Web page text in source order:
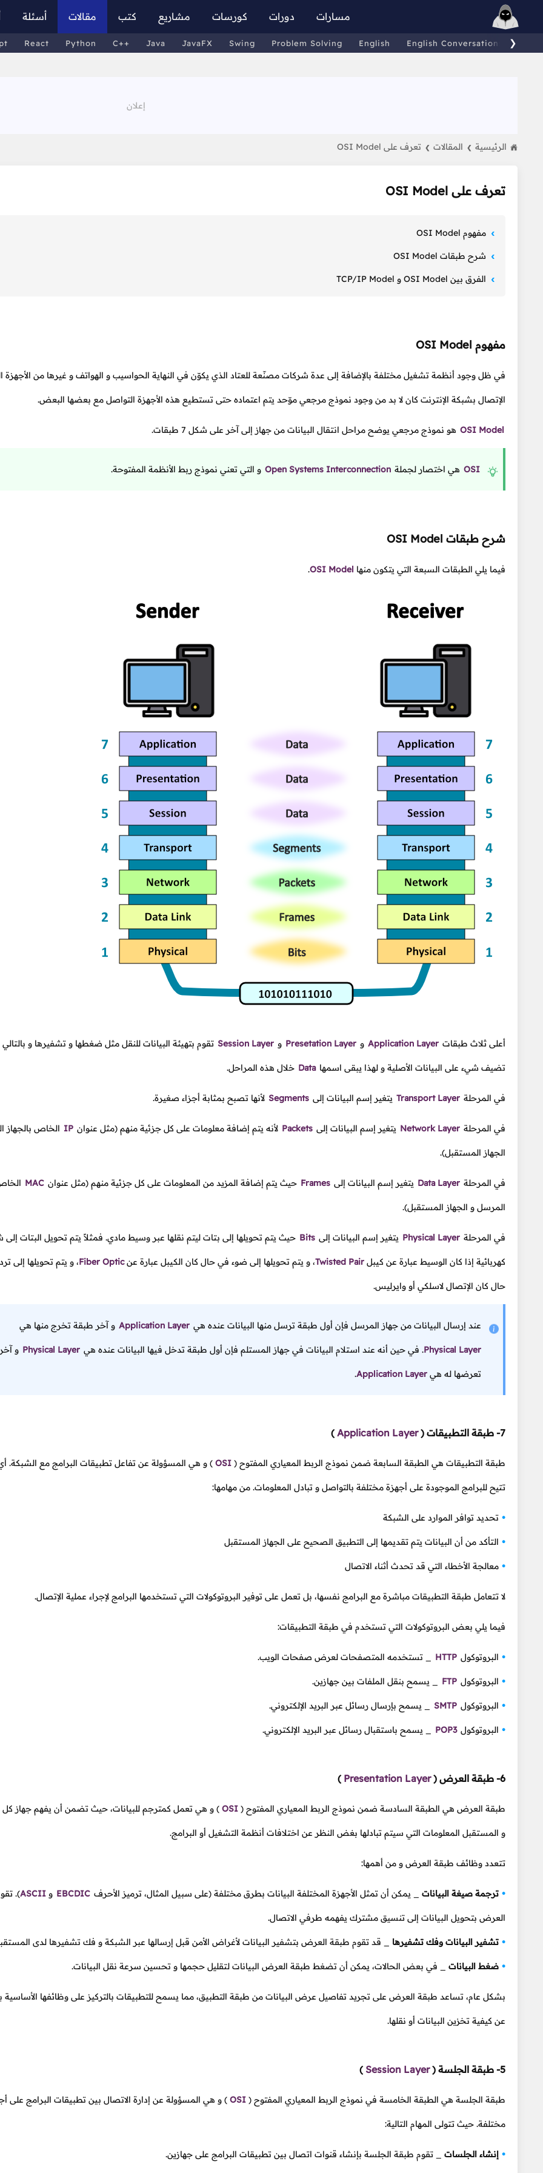
مسارات دورات كورسات مشاريع كتب مقالات أسئلة
React Python C++ Java JavaFX Swing Problem Solving English English Conversations ❯
الرئيسية ❯ المقالات ❯ تعرف على OSI Model
تعرف على OSI Model
مفهوم OSI Model
شرح طبقات OSI Model
الفرق بين OSI Model و TCP/IP Model
مفهوم OSI Model
في ظل وجود أنظمة تشغيل مختلفة بالإضافة إلى عدة شركات مصنّعة للعتاد الذي يكوّن في النهاية الحواسيب و الهواتف و غيرها من الأجهزة
الإتصال بشبكة الإنترنت كان لا بد من وجود نموذج مرجعي موّحد يتم اعتماده حتى تستطيع هذه الأجهزة التواصل مع بعضها البعض.
OSI Model هو نموذج مرجعي يوضح مراحل انتقال البيانات من جهاز إلى آخر على شكل 7 طبقات.
OSI هي اختصار لجملة Open Systems Interconnection و التي تعني نموذج ربط الأنظمة المفتوحة.
شرح طبقات OSI Model
فيما يلي الطبقات السبعة التي يتكون منها OSI Model
.
أعلى ثلاث طبقات Application Layer و Presetation Layer و Session Layer تقوم بتهيئة البيانات للنقل مثل ضغطها و تشفيرها و بالتالي
تضيف شيء على البيانات الأصلية و لهذا يبقى اسمها Data خلال هذه المراحل.
في المرحلة Transport Layer يتغير إسم البيانات إلى Segments لأنها تصبح بمثابة أجزاء صغيرة.
في المرحلة Network Layer يتغير إسم البيانات إلى Packets لأنه يتم إضافة معلومات على كل جزئية منهم (مثل عنوان IP الخاص بالجهاز
الجهاز المستقبل).
في المرحلة Data Layer يتغير إسم البيانات إلى Frames حيث يتم إضافة المزيد من المعلومات على كل جزئية منهم (مثل عنوان MAC
المرسل و الجهاز المستقبل).
في المرحلة Physical Layer يتغير إسم البيانات إلى Bits حيث يتم تحويلها إلى بتات ليتم نقلها عبر وسيط مادي. فمثلاً يتم تحويل البتات إلى
كهربائية إذا كان الوسيط عبارة عن كيبل Twisted Pair، و يتم تحويلها إلى ضوء في حال كان الكيبل عبارة عنFiber Optic، و يتم تحويلها إلى
حال كان الإتصال لاسلكي أو وايرليس.
عند إرسال البيانات من جهاز المرسل فإن أول طبقة ترسل منها البيانات عنده هي Application Layer و آخر طبقة تخرج منها هي
Physical Layer
. في حين أنه عند استلام البيانات في جهاز المستلم فإن أول طبقة تدخل فيها البيانات عنده هي Physical Layer و
تعرضها له هي Application Layer
.
7- طبقة التطبيقات (
Application Layer
)
طبقة التطبيقات هي الطبقة السابعة ضمن نموذج الربط المعياري المفتوح (
OSI
) و هي المسؤولة عن تفاعل تطبيقات البرامج مع الشبكة.
تتيح للبرامج الموجودة على أجهزة مختلفة بالتواصل و تبادل المعلومات. من مهامها:
تحديد توافر الموارد على الشبكة
التأكد من أن البيانات يتم تقديمها إلى التطبيق الصحيح على الجهاز المستقبل
معالجة الأخطاء التي قد تحدث أثناء الاتصال
لا تتعامل طبقة التطبيقات مباشرة مع البرامج نفسها، بل تعمل على توفير البروتوكولات التي تستخدمها البرامج لإجراء عملية الإتصال.
فيما يلي بعض البروتوكولات التي تستخدم في طبقة التطبيقات:
البروتوكول HTTP _ تستخدمه المتصفحات لعرض صفحات الويب.
البروتوكول FTP _ يسمح بنقل الملفات بين جهازين.
البروتوكول SMTP _ يسمح بإرسال رسائل عبر البريد الإلكتروني.
البروتوكول POP3 _ يسمح باستقبال رسائل عبر البريد الإلكتروني.
6- طبقة العرض (
Presentation Layer
)
طبقة العرض هي الطبقة السادسة ضمن نموذج الربط المعياري المفتوح (
OSI
) و هي تعمل كمترجم للبيانات، حيث تضمن أن يفهم جهاز
و المستقبل المعلومات التي سيتم تبادلها بغض النظر عن اختلافات أنظمة التشغيل أو البرامج.
تتعدد وظائف طبقة العرض و من أهمها:
ترجمة صيغة البيانات _ يمكن أن تمثل الأجهزة المختلفة البيانات بطرق مختلفة (على سبيل المثال، ترميز الأحرف EBCDIC و ASCII
).
العرض بتحويل البيانات إلى تنسيق مشترك يفهمه طرفي الاتصال.
تشفير البيانات وفك تشفيرها _ قد تقوم طبقة العرض بتشفير البيانات لأغراض الأمن قبل إرسالها عبر الشبكة و فك تشفيرها لدى
ضغط البيانات _ في بعض الحالات، يمكن أن تضغط طبقة العرض البيانات لتقليل حجمها و تحسين سرعة نقل البيانات.
بشكل عام، تساعد طبقة العرض على تجريد تفاصيل عرض البيانات من طبقة التطبيق، مما يسمح للتطبيقات بالتركيز على وظائفها
عن كيفية تخزين البيانات أو نقلها.
5- طبقة الجلسة (
Session Layer
)
طبقة الجلسة هي الطبقة الخامسة في نموذج الربط المعياري المفتوح (
OSI
) و هي المسؤولة عن إدارة الاتصال بين تطبيقات البرامج على
مختلفة. حيث تتولى المهام التالية:
إنشاء الجلسات _ تقوم طبقة الجلسة بإنشاء قنوات اتصال بين تطبيقات البرامج على جهازين.